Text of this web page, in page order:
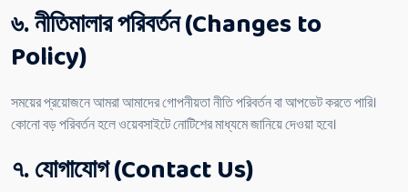
৬. নীতিমালার পরিবর্তন (Changes to
Policy)
সময়ের প্রয়োজনে আমরা আমাদের গোপনীয়তা নীতি পরিবর্তন বা আপডেট করতে পারি।
কোনো বড় পরিবর্তন হলে ওয়েবসাইটে নোটিশের মাধ্যমে জানিয়ে দেওয়া হবে।
৭. যোগাযোগ (Contact Us)